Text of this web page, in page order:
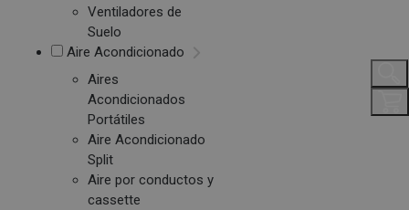
Ventiladores de
Suelo
Aire Acondicionado
Aires
Acondicionados
Portátiles
Aire Acondicionado
Split
Aire por conductos y
cassette